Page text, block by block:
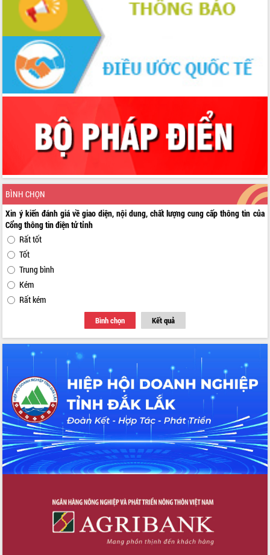
BÌNH CHỌN
Xin ý kiến đánh giá về giao diện, nội dung, chất lượng cung cấp thông tin của
Cổng thông tin điện tử tỉnh
Rất tốt
Tốt
Trung bình
Kém
Rất kém
Bình chọn Kết quả